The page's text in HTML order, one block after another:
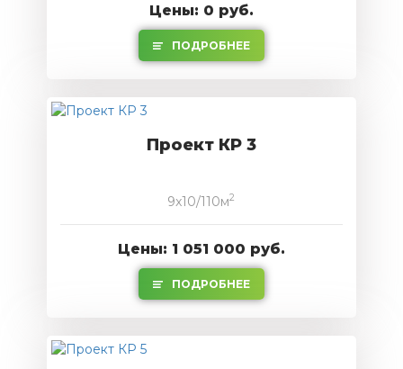
Цены: 0 руб.
ПОДРОБНЕЕ
Проект КР 3
9x10/110м2
Цены: 1 051 000 руб.
ПОДРОБНЕЕ